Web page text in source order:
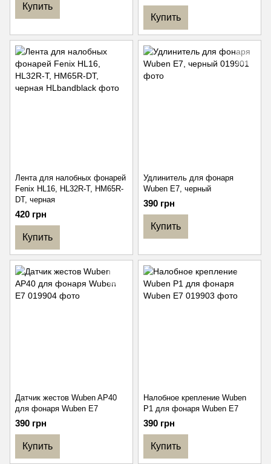
Купить
Купить
Лента для налобных фонарей
Fenix HL16, HL32R-T, HM65R-
DT, черная
420 грн
Купить
Удлинитель для фонаря
Wuben E7, черный
390 грн
Купить
Датчик жестов Wuben AP40
для фонаря Wuben E7
390 грн
Купить
Налобное крепление Wuben
P1 для фонаря Wuben E7
390 грн
Купить